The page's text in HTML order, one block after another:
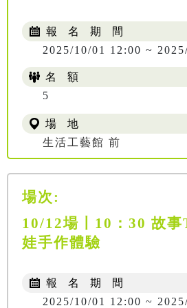
報 名 期 間
2025/10/01 12:00 ~
名 額
5
場 地
生活工藝館 前
場次:
10/12場〡10：30 故
娃手作體驗
報 名 期 間
2025/10/01 12:00 ~